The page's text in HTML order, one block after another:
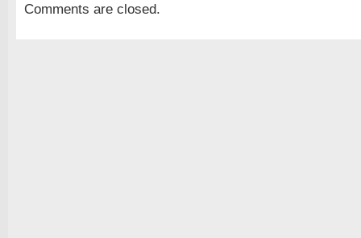
Comments are closed.